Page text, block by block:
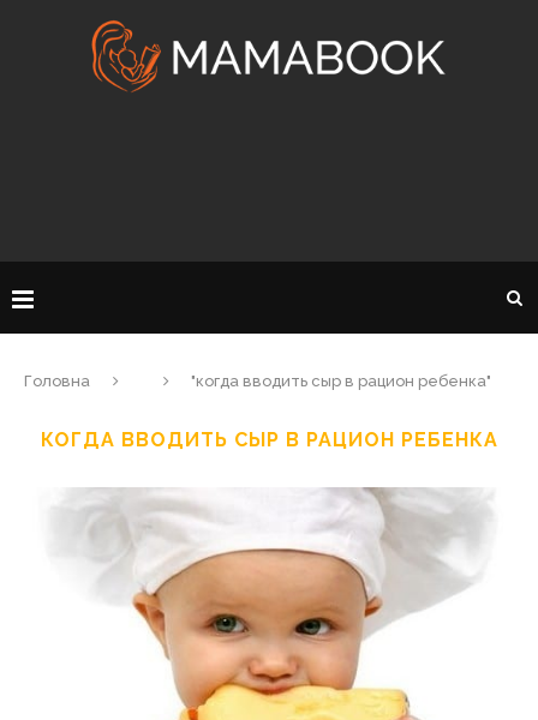
Головна "когда вводить сыр в рацион ребенка"
КОГДА ВВОДИТЬ СЫР В РАЦИОН РЕБЕНКА